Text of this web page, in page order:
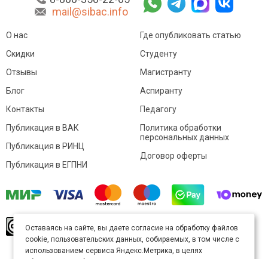
mail@sibac.info
О нас
Скидки
Отзывы
Блог
Контакты
Где опубликовать статью
Студенту
Магистранту
Аспиранту
Педагогу
Публикация в ВАК
Публикация в РИНЦ
Публикация в ЕГПНИ
Политика обработки
персональных данных
Договор оферты
произведение доступно полицензии Creative
Commons «Attribution» («Атрибуция») 4.0
Непортированная.
Оставаясь на сайте, вы даете согласие на обработку файлов
cookie, пользовательских данных, собираемых, в том числе с
использованием сервиса Яндекс.Метрика, в целях